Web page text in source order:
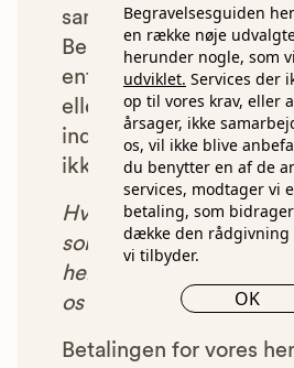
Begravelsesguiden
en række nøje
herunder nogle, som vi
udviklet. Services der
op til vores krav, eller
årsager, ikke
os, vil ikke blive
du benytter en af de
services, modtager vi
betaling, som
dække den rådgivning
vi tilbyder.
OK
samarbejde med os
Begravelsesguiden.
enten ikke lever op til
eller som af andre
indgået et samarbejde
ikke blive vist i vores
Hver gang du benytter
som vi har godkendt,
henvist dig til, betaler
os et beløb for denne
Betalingen for vores